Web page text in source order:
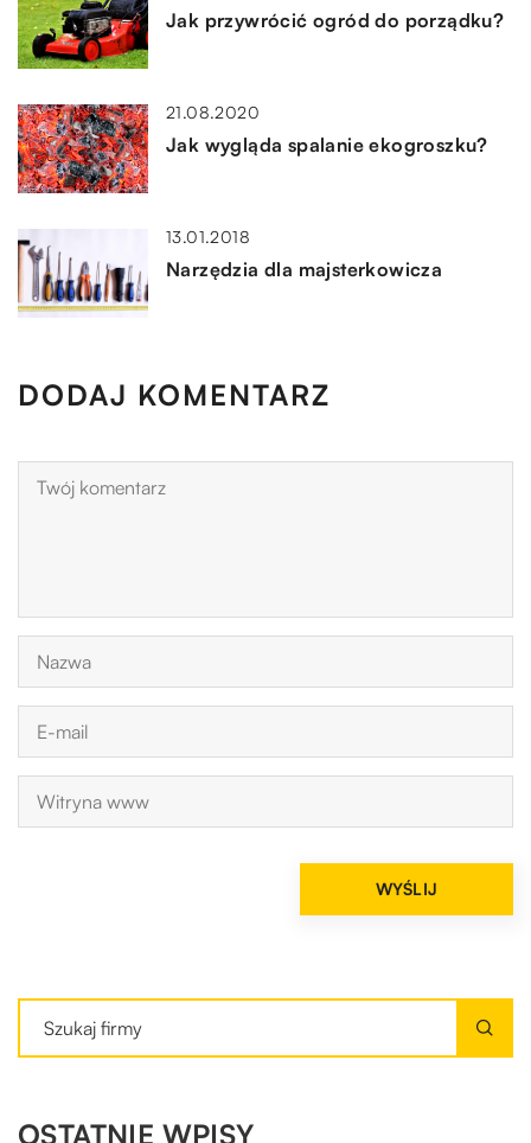
Jak przywrócić ogród do porządku?
21.08.2020
Jak wygląda spalanie ekogroszku?
13.01.2018
Narzędzia dla majsterkowicza
DODAJ KOMENTARZ
OSTATNIE WPISY